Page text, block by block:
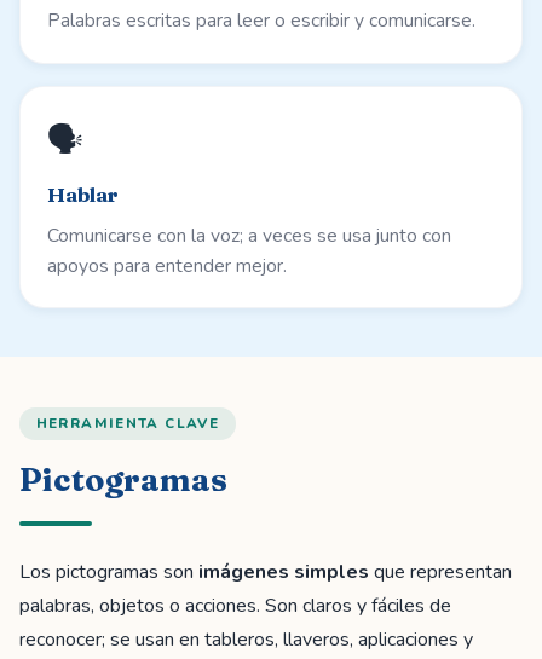
Palabras escritas para leer o escribir y comunicarse.
🗣️
Hablar
Comunicarse con la voz; a veces se usa junto con
apoyos para entender mejor.
HERRAMIENTA CLAVE
Pictogramas
Los pictogramas son imágenes simples que representan
palabras, objetos o acciones. Son claros y fáciles de
reconocer; se usan en tableros, llaveros, aplicaciones y